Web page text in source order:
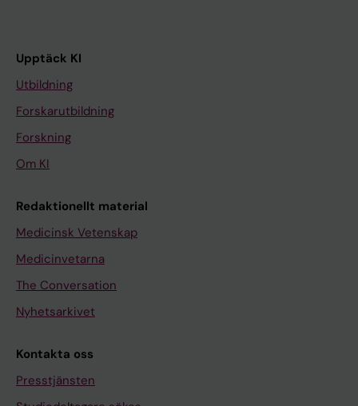
Upptäck KI
Utbildning
Forskarutbildning
Forskning
Om KI
Redaktionellt material
Medicinsk Vetenskap
Medicinvetarna
The Conversation
Nyhetsarkivet
Kontakta oss
Presstjänsten